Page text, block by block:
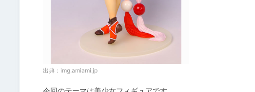
出典： img.amiami.jp